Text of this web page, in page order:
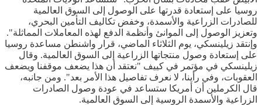
روسيا على إستعادة قدرتها على الوصول إلى السوق العالمية
للصادرات الزراعية والأسمدة، وخفض تكاليف التأمين البحري،
وتعزيز الوصول إلى الموانئ وأنظمة الدفع لهذه المعاملات المماثلة".
وإنتقد زيلينسكي، يوم الثلاثاء الماضي، قرار واشنطن مساعدة روسيا
على إستعادة وصول منتجاتها الزراعية إلى السوق العالمية. وقال
زيلينسكي في مؤتمر في كييف "نعتقد أن هذا يضعف موقفنا ويضعف
العقوبات، وفي رأينا، لا نعرف تفاصيل هذا الأمر بعد". ومن جانبه،
قال الكرملين أن أمريكا ستساعد في عودة وصول الصادرات
الزراعية والأسمدة الروسية إلى السوق العالمية.